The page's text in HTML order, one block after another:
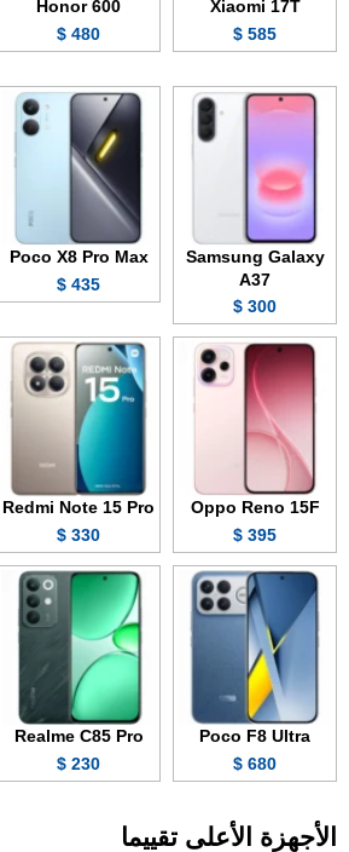
Xiaomi 17T
585 $
Honor 600
480 $
Samsung Galaxy
A37
300 $
Poco X8 Pro Max
435 $
Oppo Reno 15F
395 $
Redmi Note 15 Pro
330 $
Poco F8 Ultra
680 $
Realme C85 Pro
230 $
الأجهزة الأعلى تقييما